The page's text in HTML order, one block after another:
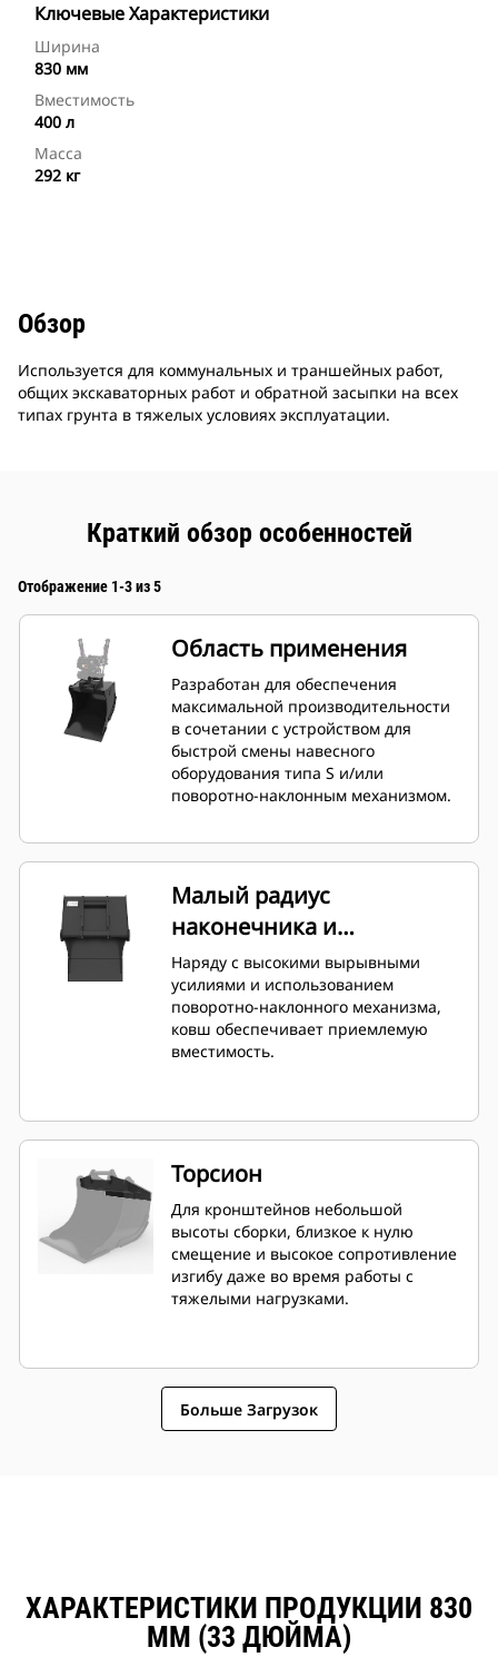
Ключевые Характеристики
Ширина
830 мм
Вместимость
400 л
Масса
292 кг
Обзор
Используется для коммунальных и траншейных работ,
общих экскаваторных работ и обратной засыпки на всех
типах грунта в тяжелых условиях эксплуатации.
Краткий обзор особенностей
Отображение 1-3 из 5
Область применения
Разработан для обеспечения
максимальной производительности
в сочетании с устройством для
быстрой смены навесного
оборудования типа S и/или
поворотно-наклонным механизмом.
Малый радиус
наконечника и
увеличенная длина
днища
Наряду с высокими вырывными
усилиями и использованием
поворотно-наклонного механизма,
ковш обеспечивает приемлемую
вместимость.
Торсион
Для кронштейнов небольшой
высоты сборки, близкое к нулю
смещение и высокое сопротивление
изгибу даже во время работы с
тяжелыми нагрузками.
Больше Загрузок
ХАРАКТЕРИСТИКИ ПРОДУКЦИИ 830
ММ (33 ДЮЙМА)